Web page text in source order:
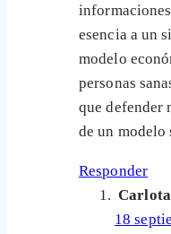
esencia a un
modelo
personas
que defender
de un modelo
Responder
Carlota
18